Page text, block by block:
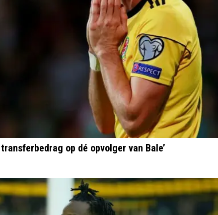
op dé opvolger van Bale’